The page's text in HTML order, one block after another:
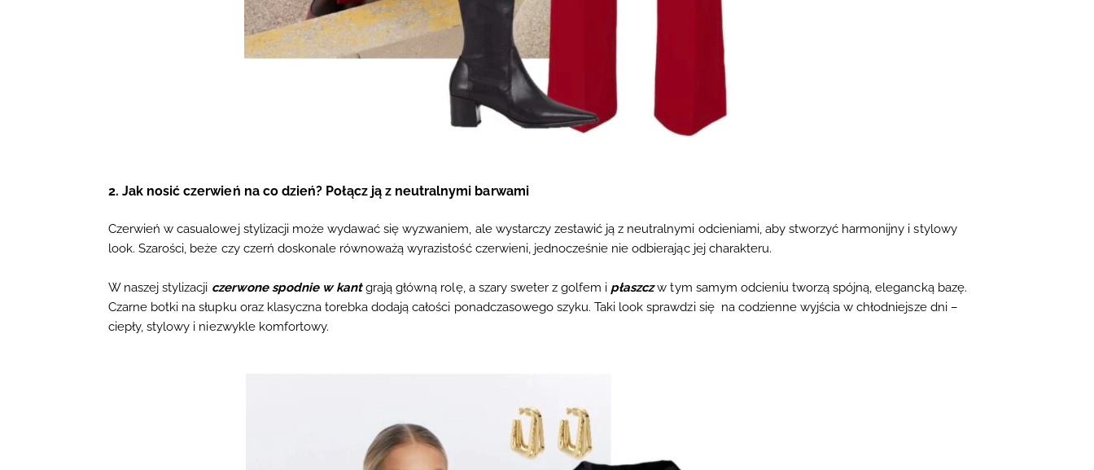
2. Jak nosić czerwień na co dzień? Połącz ją z neutralnymi barwami
Czerwień w casualowej stylizacji może wydawać się wyzwaniem, ale wystarczy zestawić ją z neutralnymi odcieniami, aby stworzyć harmonijny i stylowy
look. Szarości, beże czy czerń doskonale równoważą wyrazistość czerwieni, jednocześnie nie odbierając jej charakteru.
W naszej stylizacji czerwone spodnie w kantgrają główną rolę, a szary sweter z golfem i płaszczw tym samym odcieniu tworzą spójną, elegancką bazę.
Czarne botki na słupku oraz klasyczna torebka dodają całości ponadczasowego szyku. Taki look sprawdzi się na codzienne wyjścia w chłodniejsze dni –
ciepły, stylowy i niezwykle komfortowy.